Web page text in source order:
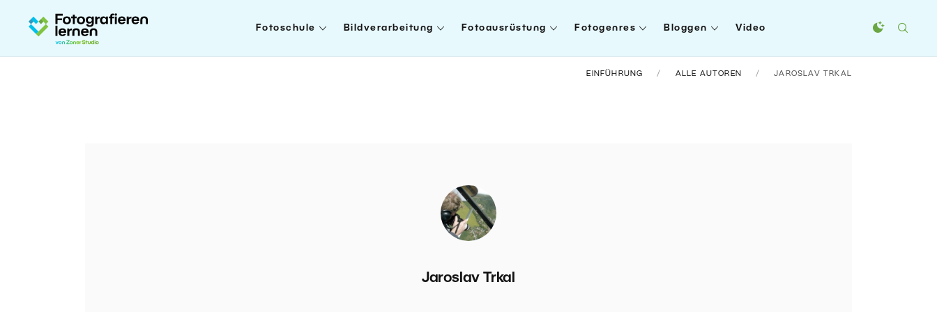
Fotoschule Bildverarbeitung Fotoausrüstung Fotogenres Bloggen Video
EINFÜHRUNG ALLE AUTOREN JAROSLAV TRKAL
Jaroslav Trkal